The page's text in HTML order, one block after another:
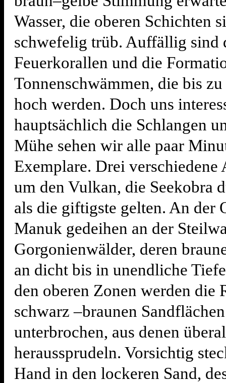
Wasser, die oberen Schichten
schwefelig trüb. Auffällig sind
Feuerkorallen und die
Tonnenschwämmen, die bis
hoch werden. Doch uns
hauptsächlich die Schlangen
Mühe sehen wir alle paar
Exemplare. Drei verschiedene
um den Vulkan, die Seekobra
als die giftigste gelten. An der
Manuk gedeihen an der
Gorgonienwälder, deren
an dicht bis in unendliche
den oberen Zonen werden die
schwarz –braunen Sandflächen
unterbrochen, aus denen
heraussprudeln. Vorsichtig
Hand in den lockeren Sand,